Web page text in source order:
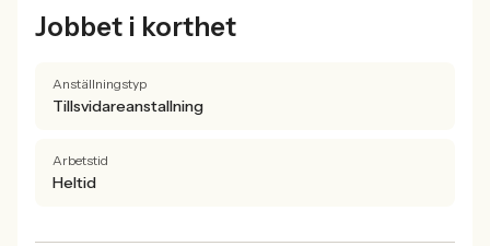
Jobbet i korthet
Anställningstyp
Tillsvidareanstallning
Arbetstid
Heltid